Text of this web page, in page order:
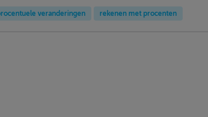
veranderingen rekenen met procenten